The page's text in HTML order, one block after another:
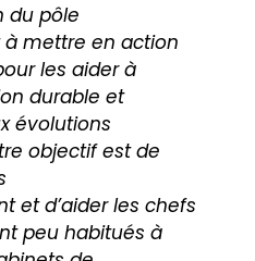
du pôle
à mettre en action
les aider à
durable et
évolutions
objectif est de
et d’aider les chefs
peu habitués à